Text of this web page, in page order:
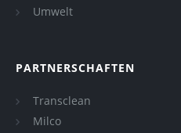
Umwelt
PARTNERSCHAFTEN
Transclean
Milco